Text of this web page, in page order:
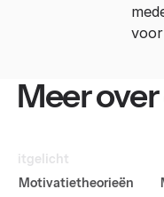
voor
Meer
Uitgelicht
Motivatietheorieën